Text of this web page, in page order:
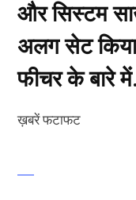
और सिस्टम
अलग सेट
फीचर के बारे में.
ख़बरें फटाफट